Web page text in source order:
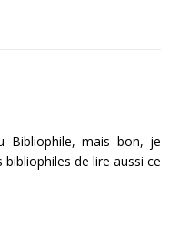
Bibliophile, mais bon, je
de lire aussi ce